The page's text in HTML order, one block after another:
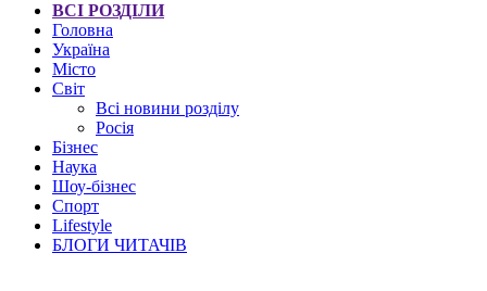
ВСІ РОЗДІЛИ
Головна
Україна
Місто
Світ
Всі новини розділу
Росія
Бізнес
Наука
Шоу-бізнес
Спорт
Lifestyle
БЛОГИ ЧИТАЧІВ